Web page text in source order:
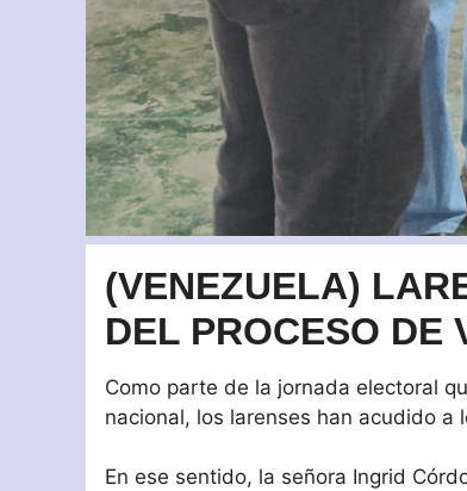
(VENEZUELA)
DEL PROCESO DE
Como parte de la jornada electoral
nacional, los larenses han acudido
En ese sentido, la señora Ingrid